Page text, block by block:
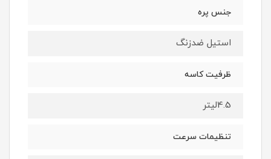
جنس پره
استیل ضدزنگ
ظرفیت کاسه
4.5لیتر
تنظیمات سرعت